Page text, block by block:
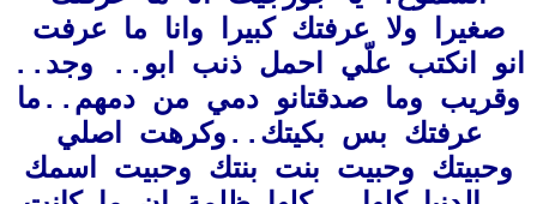
صغيرا ولا عرفتك كبيرا وانا ما عرفت
انو انكتب علّي احمل ذنب ابو.. وجد..
وقريب وما صدقتانو دمي من دمهم..ما
عرفتك بس بكيتك..وكرهت اصلي
وحبيتك وحبيت بنت بنتك وحبيت اسمك